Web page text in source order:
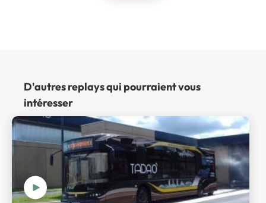
D'autres replays qui pourraient vous
intéresser